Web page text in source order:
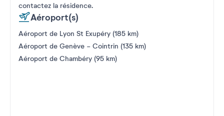
contactez la résidence.
Aéroport(s)
Aéroport de Lyon St Exupéry (185 km)
Aéroport de Genève - Cointrin (135 km)
Aéroport de Chambéry (95 km)